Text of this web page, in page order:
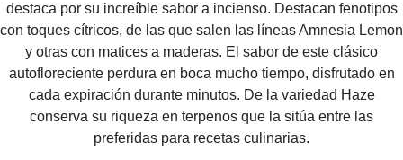
destaca por su increíble sabor a incienso. Destacan fenotipos
con toques cítricos, de las que salen las líneas Amnesia Lemon
y otras con matices a maderas. El sabor de este clásico
autofloreciente perdura en boca mucho tiempo, disfrutado en
cada expiración durante minutos. De la variedad Haze
conserva su riqueza en terpenos que la sitúa entre las
preferidas para recetas culinarias.